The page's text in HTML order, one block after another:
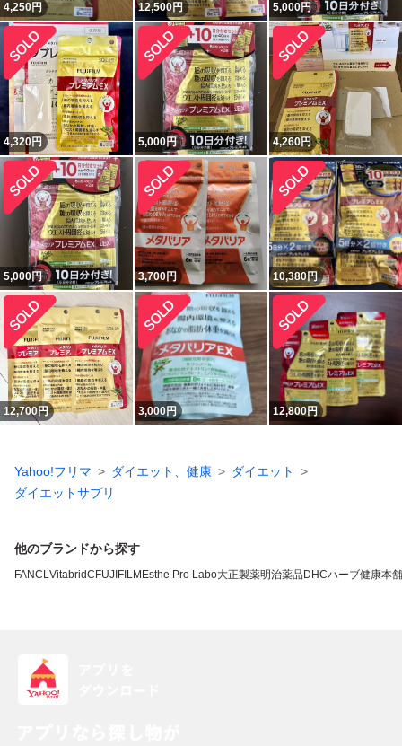
4,250円 12,500円 5,000円
4,320円 5,000円 4,260円
5,000円 3,700円 10,380円
12,700円 3,000円 12,800円
Yahoo!フリマ ダイエット、健康
ダイエット
ダイエットサプリ
他のブランドから探す
FANCLVitabridC FUJIFILM Esthe Pro Labo大正製薬明治薬品DHCハーブ健康本舗